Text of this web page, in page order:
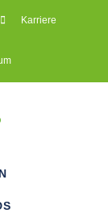
Karriere